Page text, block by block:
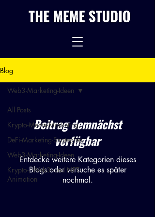
Blog
All Posts
Krypto-Meme-Marketing
DeFi-Marketing-Strategien
Web3-Marketing-Ideen
Krypto-, Web3- und NFT-
Animation
Web3-Marketing-Ideen
Beitrag demnächst
verfügbar
Entdecke weitere Kategorien dieses
Blogs oder versuche es später
nochmal.